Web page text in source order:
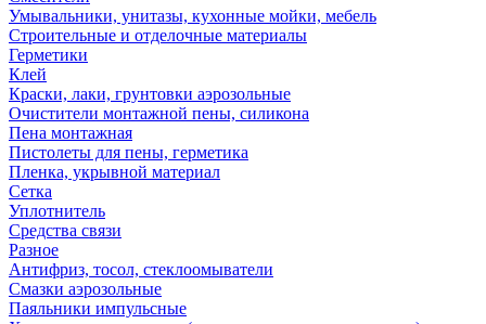
Умывальники, унитазы, кухонные мойки, мебель
Строительные и отделочные материалы
Герметики
Клей
Краски, лаки, грунтовки аэрозольные
Очистители монтажной пены, силикона
Пена монтажная
Пистолеты для пены, герметика
Пленка, укрывной материал
Сетка
Уплотнитель
Средства связи
Разное
Антифриз, тосол, стеклоомыватели
Смазки аэрозольные
Паяльники импульсные